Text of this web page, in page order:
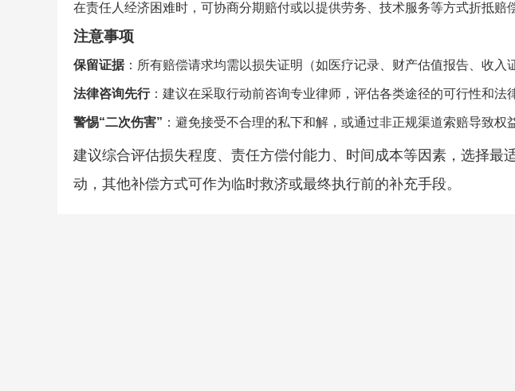
在责任人经济困难时，可协商分期赔付或以提供劳务、技术服务等方式折抵赔
注意事项
保留证据：所有赔偿请求均需以损失证明（如医疗记录、财产估值报告、收入
法律咨询先行：建议在采取行动前咨询专业律师，评估各类途径的可行性和法
警惕“二次伤害” ：避免接受不合理的私下和解，或通过非正规渠道索赔导致权
建议综合评估损失程度、责任方偿付能力、时间成本等因素，选择最
动，其他补偿方式可作为临时救济或最终执行前的补充手段。